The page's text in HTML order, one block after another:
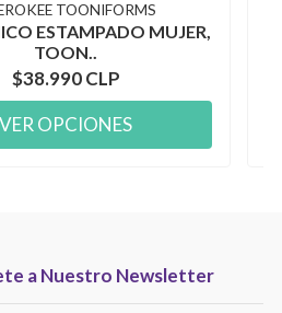
TOONIFORMS
ESTAMPADO MUJER,
TOON..
$38.990 CLP
VER OPCIONES
a Nuestro Newsletter